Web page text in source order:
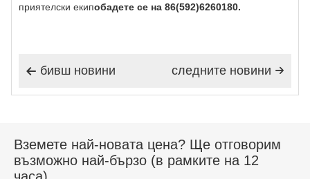
приятелски екипобадете се на 86(592)6260180.
 бивш новини 
следните новини
Вземете най-новата цена? Ще отговорим
възможно най-бързо (в рамките на 12